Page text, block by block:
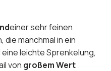
einer sehr feinen
die manchmal in ein
leichte Sprenkelung,
von großem Wert